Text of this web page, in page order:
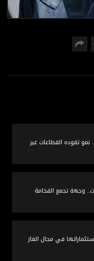
نمو تقوده القطاعات غير
وجهة تجمع الفخامة
في مجال الغاز